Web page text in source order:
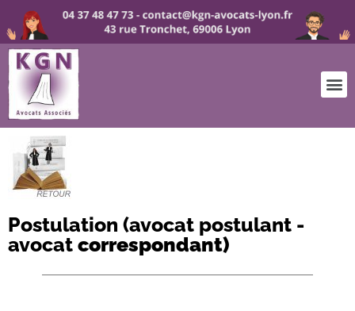
Postulation (avocat postulant -
avocat correspondant)